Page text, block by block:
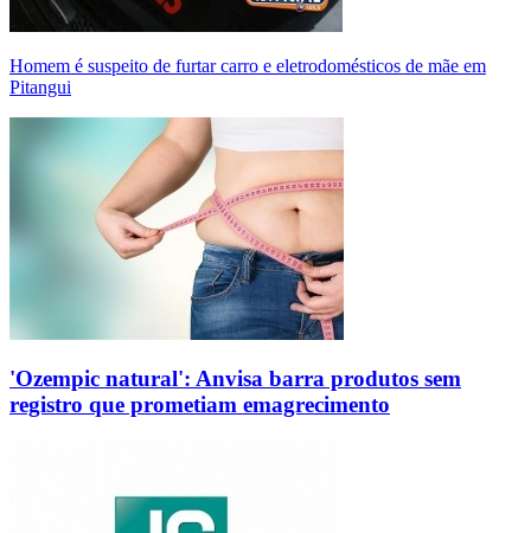
Homem é suspeito de furtar carro e eletrodomésticos de mãe em
Pitangui
'Ozempic natural': Anvisa barra produtos sem
registro que prometiam emagrecimento